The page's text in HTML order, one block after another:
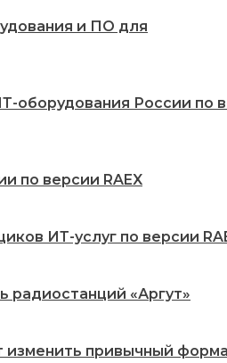
и ПО для
оборудования России по
по версии RAEX
ИТ-услуг по версии
радиостанций «Аргут»
изменить привычный